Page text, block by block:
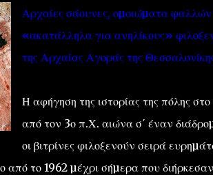
''ΜΑΓΕΜΕΝΕΣ'' /PROJECT ΣΧΕΤΙΚΑ/
Αρχαίες σάουνες, οµοιώµατα
«ακατάλληλα για ανηλίκους»
της Αρχαίας Αγοράς της
Η αφήγηση της ιστορίας της πόλης
από τον 3ο π.Χ. αιώνα σ΄ έναν
οι βιτρίνες φιλοξενούν σειρά
το 1962 µέχρι σήµερα που